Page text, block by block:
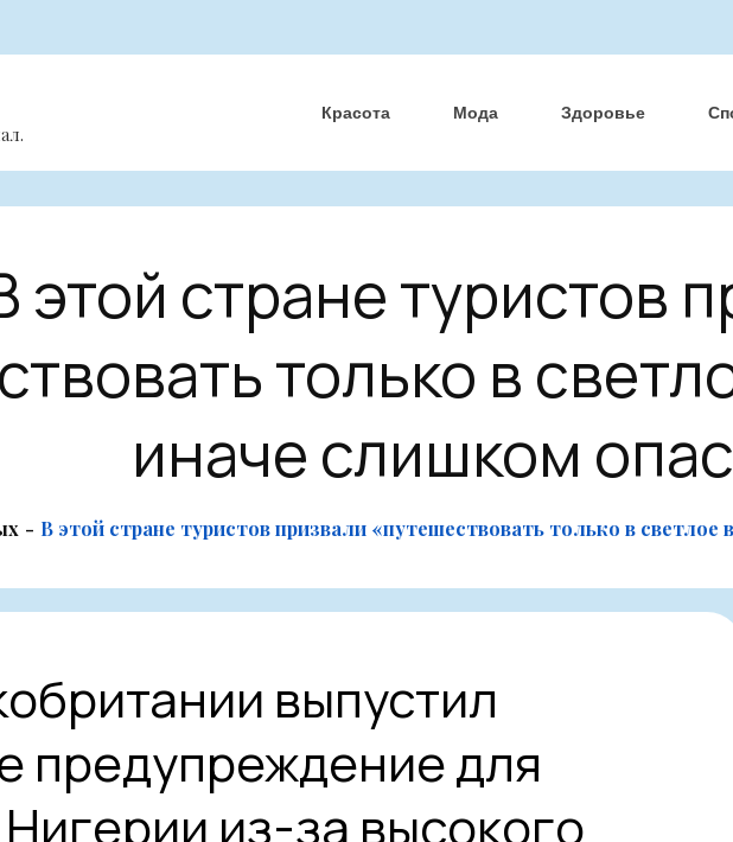
Красота Мода Здоровье
этой стране туристов
только в
иначе слишком
В этой стране туристов призвали «путешествовать только в
выпустил
предупреждение для
из-за высокого